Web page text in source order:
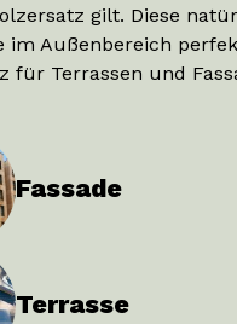
gilt. Diese
im Außenbereich
für Terrassen und
Fassade
Terrasse